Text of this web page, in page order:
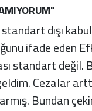
dışı
ifade eden
standart değil.
Cezalar
Bundan